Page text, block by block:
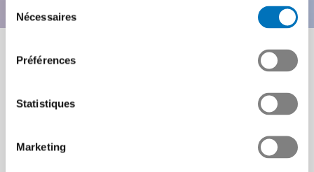
Nécessaires
Préférences
Statistiques
Marketing
CCT MEM
CCT MEM
Brève introduction aux principales dispositions de la